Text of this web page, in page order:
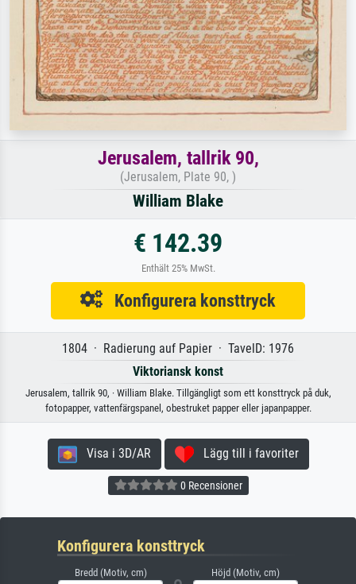
Jerusalem, tallrik 90,
(Jerusalem, Plate 90, )
William Blake
€ 142.39
Enthält 25% MwSt.
Konfigurera konsttryck
1804 · Radierung auf Papier · TavelD: 1976
Viktoriansk konst
Jerusalem, tallrik 90, · William Blake. Tillgängligt som ett konsttryck på duk,
fotopapper, vattenfärgspanel, obestruket papper eller japanpapper.
Visa i 3D/AR Lägg till i favoriter
0 Recensioner
Konfigurera konsttryck
Bredd (Motiv, cm) Höjd (Motiv, cm)